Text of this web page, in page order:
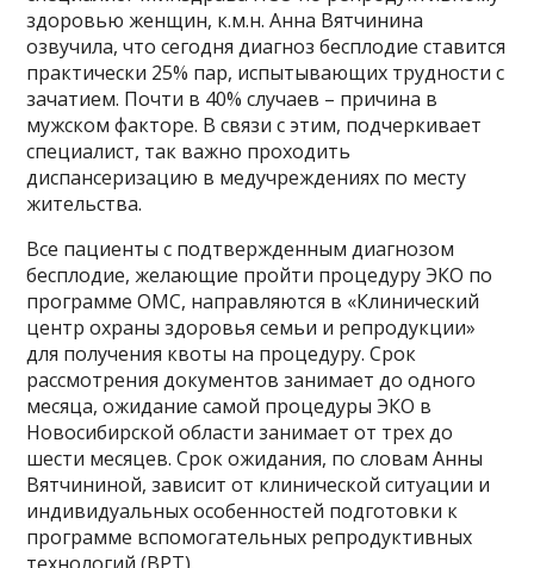
здоровью женщин, к.м.н. Анна Вятчинина
озвучила, что сегодня диагноз бесплодие ставится
практически 25% пар, испытывающих трудности с
зачатием. Почти в 40% случаев – причина в
мужском факторе. В связи с этим, подчеркивает
специалист, так важно проходить
диспансеризацию в медучреждениях по месту
жительства.
Все пациенты с подтвержденным диагнозом
бесплодие, желающие пройти процедуру ЭКО по
программе ОМС, направляются в «Клинический
центр охраны здоровья семьи и репродукции»
для получения квоты на процедуру. Срок
рассмотрения документов занимает до одного
месяца, ожидание самой процедуры ЭКО в
Новосибирской области занимает от трех до
шести месяцев. Срок ожидания, по словам Анны
Вятчининой, зависит от клинической ситуации и
индивидуальных особенностей подготовки к
программе вспомогательных репродуктивных